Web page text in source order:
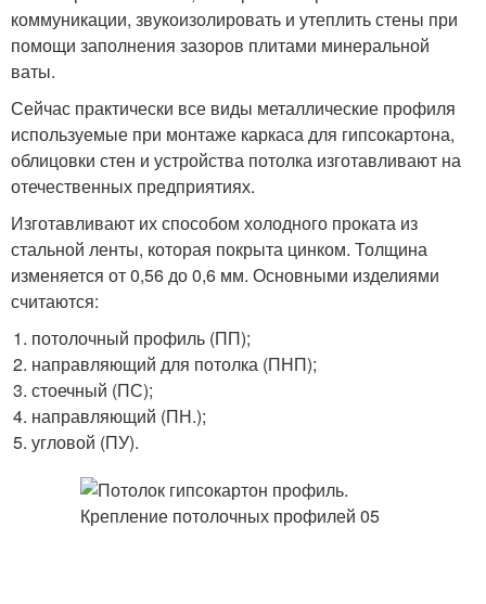
коммуникации, звукоизолировать и утеплить стены при
помощи заполнения зазоров плитами минеральной
ваты.
Сейчас практически все виды металлические профиля
используемые при монтаже каркаса для гипсокартона,
облицовки стен и устройства потолка изготавливают на
отечественных предприятиях.
Изготавливают их способом холодного проката из
стальной ленты, которая покрыта цинком. Толщина
изменяется от 0,56 до 0,6 мм. Основными изделиями
считаются:
потолочный профиль (ПП);
направляющий для потолка (ПНП);
стоечный (ПС);
направляющий (ПН.);
угловой (ПУ).